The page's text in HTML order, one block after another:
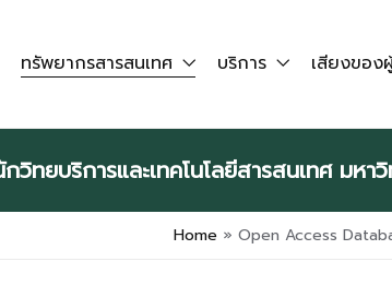
ทรัพยากรสารสนเทศ บริการ เสียงของ
วิทยบริการและเทคโนโลยีสารสนเทศ มห
Home » Open Access